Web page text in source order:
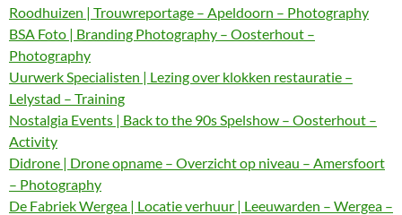
Roodhuizen | Trouwreportage – Apeldoorn – Photography
BSA Foto | Branding Photography – Oosterhout –
Photography
Uurwerk Specialisten | Lezing over klokken restauratie –
Lelystad – Training
Nostalgia Events | Back to the 90s Spelshow – Oosterhout –
Activity
Didrone | Drone opname – Overzicht op niveau – Amersfoort
– Photography
De Fabriek Wergea | Locatie verhuur | Leeuwarden – Wergea –